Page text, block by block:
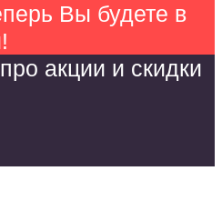
Вы будете в
акции и скидки